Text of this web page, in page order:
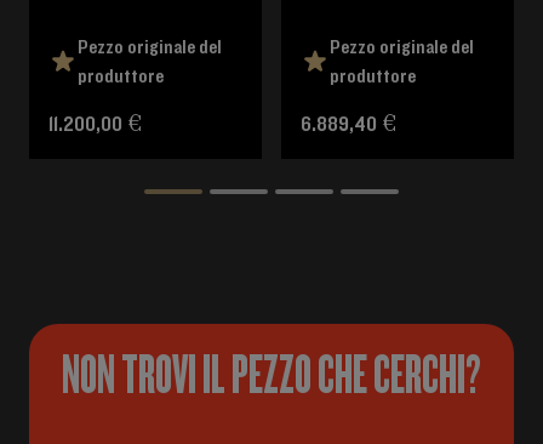
Pezzo originale del
produttore
11.200,00 €
Pezzo originale del
produttore
6.889,40 €
NON TROVI IL PEZZO CHE CERCHI?